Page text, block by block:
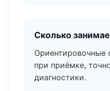
Сколько
Ориентировочные
при приёмке,
диагностики.